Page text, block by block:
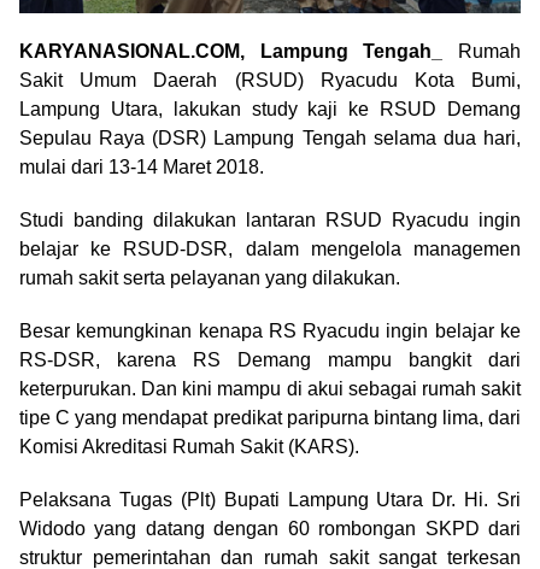
KARYANASIONAL.COM, Lampung Tengah_
Rumah
Sakit Umum Daerah (RSUD) Ryacudu Kota Bumi,
Lampung Utara, lakukan study kaji ke RSUD Demang
Sepulau Raya (DSR) Lampung Tengah selama dua hari,
mulai dari 13-14 Maret 2018.
Studi banding dilakukan lantaran RSUD Ryacudu ingin
belajar ke RSUD-DSR, dalam mengelola managemen
rumah sakit serta pelayanan yang dilakukan.
Besar kemungkinan kenapa RS Ryacudu ingin belajar ke
RS-DSR, karena RS Demang mampu bangkit dari
keterpurukan. Dan kini mampu di akui sebagai rumah sakit
tipe C yang mendapat predikat paripurna bintang lima, dari
Komisi Akreditasi Rumah Sakit (KARS).
Pelaksana Tugas (Plt) Bupati Lampung Utara Dr. Hi. Sri
Widodo yang datang dengan 60 rombongan SKPD dari
struktur pemerintahan dan rumah sakit sangat terkesan